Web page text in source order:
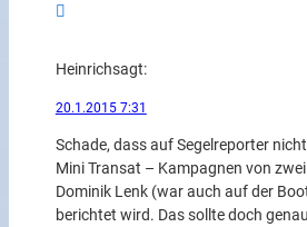
Heinrichsagt:
20.1.2015 7:31
Schade, dass auf Segelreporter
Mini Transat – Kampagnen von
Dominik Lenk (war auch auf der
berichtet wird. Das sollte doch